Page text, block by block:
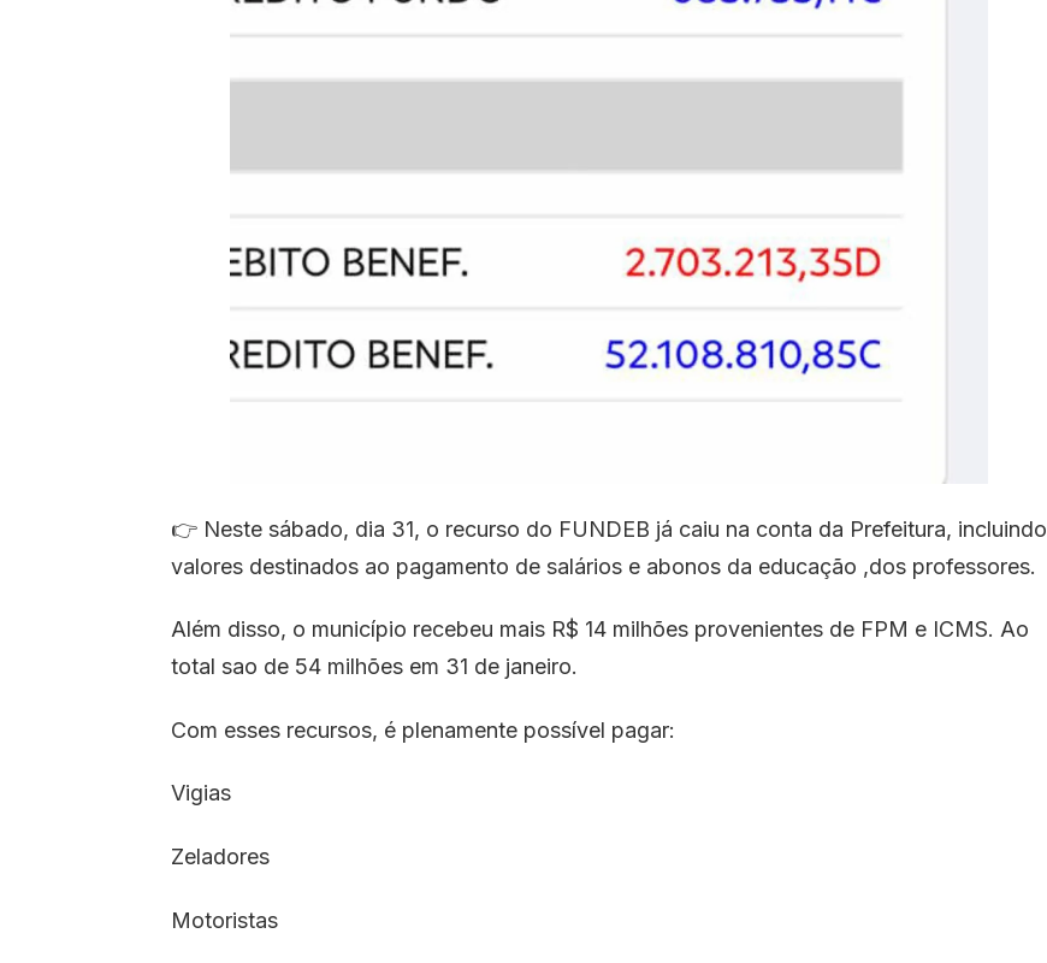
👉 Neste sábado, dia 31, o recurso do FUNDEB já caiu na conta da Prefeitura, incluindo
valores destinados ao pagamento de salários e abonos da educação ,dos professores.
Além disso, o município recebeu mais R$ 14 milhões provenientes de FPM e ICMS. Ao
total sao de 54 milhões em 31 de janeiro.
Com esses recursos, é plenamente possível pagar:
Vigias
Zeladores
Motoristas